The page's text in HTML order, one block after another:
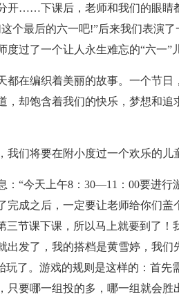
开……下课后，老师和我们的眼睛
个最后的六一吧!”后来我们表演
过了一个让人永生难忘的“六一”
在编织着美丽的故事。一个节日
却饱含着我们的快乐，梦想和追
们将要在附小度过一个欢乐的儿
“今天上午8：30—11：00要进行
完成之后，一定要让老师给你们盖
节课下课，所以马上就要到了！
发了，我的搭档是黄雪婷，我们
了。游戏的规则是这样的：首先
要哪一组投的多，哪一组就会胜